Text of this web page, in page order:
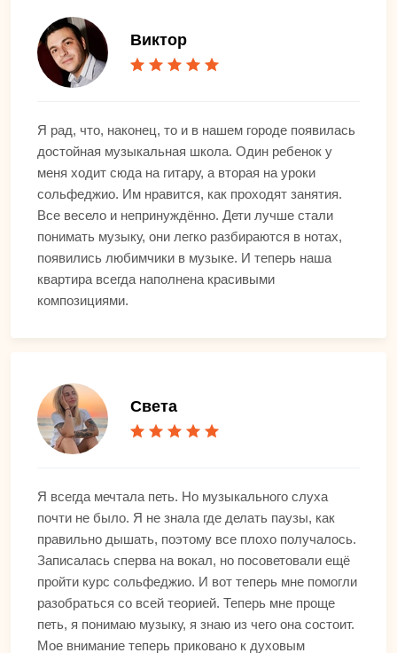
Виктор
Я рад, что, наконец, то и в нашем городе появилась
достойная музыкальная школа. Один ребенок у
меня ходит сюда на гитару, а вторая на уроки
сольфеджио. Им нравится, как проходят занятия.
Все весело и непринуждённо. Дети лучше стали
понимать музыку, они легко разбираются в нотах,
появились любимчики в музыке. И теперь наша
квартира всегда наполнена красивыми
композициями.
Света
Я всегда мечтала петь. Но музыкального слуха
почти не было. Я не знала где делать паузы, как
правильно дышать, поэтому все плохо получалось.
Записалась сперва на вокал, но посоветовали ещё
пройти курс сольфеджио. И вот теперь мне помогли
разобраться со всей теорией. Теперь мне проще
петь, я понимаю музыку, я знаю из чего она состоит.
Мое внимание теперь приковано к духовым